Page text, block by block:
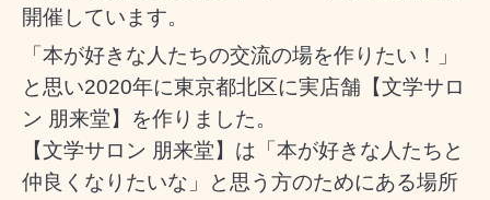
開催しています。
「本が好きな人たちの交流の場を作りたい！」
と思い2020年に東京都北区に実店舗【文学サロ
ン 朋来堂】を作りました。
【文学サロン 朋来堂】は「本が好きな人たちと
仲良くなりたいな」と思う方のためにある場所